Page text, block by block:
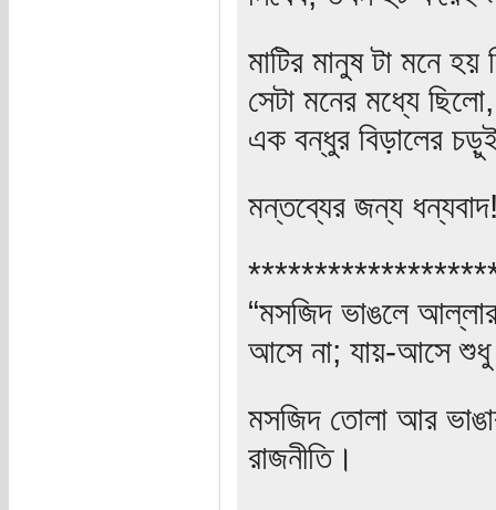
মাটির মানুষ টা মনে
সেটা মনের মধ্যে
এক বন্ধুর বিড়ালের
মন্তব্যের জন্য
“মসজিদ ভাঙলে
আসে না; যায়-আসে শুধু
মসজিদ তোলা আর
রাজনীতি।